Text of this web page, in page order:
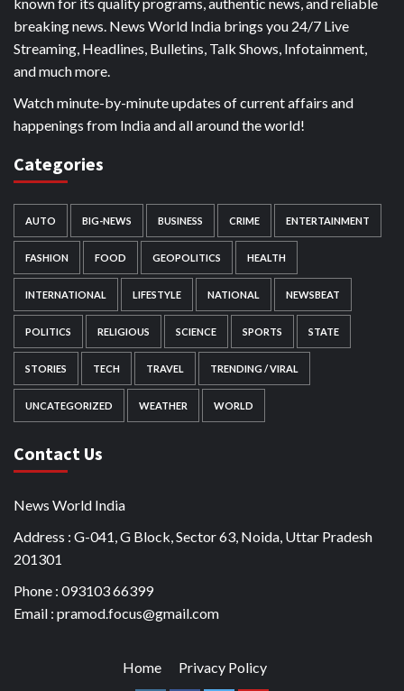
breaking news. News World India brings you 24/7 Live
Streaming, Headlines, Bulletins, Talk Shows, Infotainment,
and much more.
Watch minute-by-minute updates of current affairs and
happenings from India and all around the world!
Categories
AUTO BIG-NEWS BUSINESS CRIME ENTERTAINMENT
FASHION FOOD GEOPOLITICS HEALTH
INTERNATIONAL LIFESTYLE NATIONAL NEWSBEAT
POLITICS RELIGIOUS SCIENCE SPORTS STATE
STORIES TECH TRAVEL TRENDING / VIRAL
UNCATEGORIZED WEATHER WORLD
Contact Us
News World India
Address : G-041, G Block, Sector 63, Noida, Uttar Pradesh
201301
Phone : 093103 66399
Email : pramod.focus@gmail.com
Home Privacy Policy